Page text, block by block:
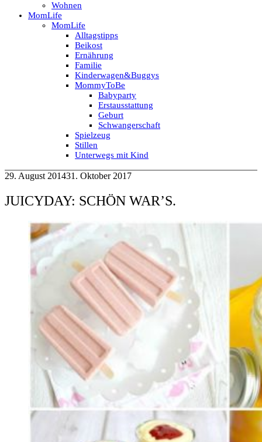
Wohnen
MomLife
MomLife
Alltagstipps
Beikost
Ernährung
Familie
Kinderwagen&Buggys
MommyToBe
Babyparty
Erstausstattung
Geburt
Schwangerschaft
Spielzeug
Stillen
Unterwegs mit Kind
29. August 201431. Oktober 2017
JUICYDAY: SCHÖN WAR’S.